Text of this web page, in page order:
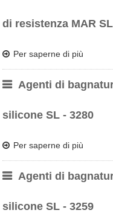
di resistenza MAR
Per saperne di più
Agenti di
silicone SL - 3280
Per saperne di più
Agenti di
silicone SL - 3259